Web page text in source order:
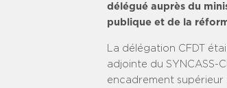
délégué auprès du
publique et de la
La délégation CFDT
adjointe du SYNCASS-
encadrement supérieur